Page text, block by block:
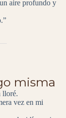
aire profundo y
misma
lloré.
vez en mi